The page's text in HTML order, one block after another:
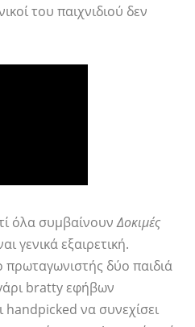
του παιχνιδιού δεν
όλα συμβαίνουνΔοκιμές
γενικά εξαιρετική.
πρωταγωνιστής δύο παιδιά
bratty εφήβων
handpicked να συνεχίσει